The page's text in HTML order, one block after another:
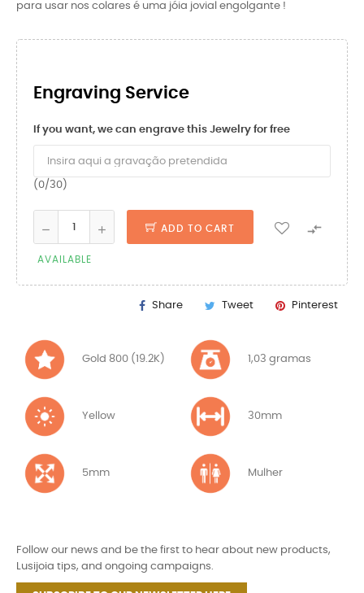
para usar nos colares é uma jóia jovial engolgante !
Engraving Service
If you want, we can engrave this Jewelry for free
(0/30)
ADD TO CART 
AVAILABLE
Share Tweet Pinterest
Gold 800 (19.2K) 1,03 gramas
Yellow 30mm
5mm Mulher
Follow our news and be the first to hear about new products,
Lusijoia tips, and ongoing campaigns.